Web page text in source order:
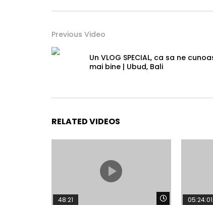
Previous Video
Un VLOG SPECIAL, ca sa ne
mai bine | Ubud, Bali
RELATED VIDEOS
Watch Later
48:21 05:24:01